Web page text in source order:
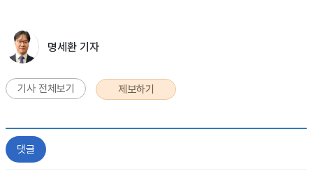
명세환 기자
기사 전체보기 제보하기
댓글